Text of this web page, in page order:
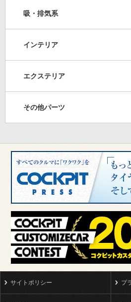
吸・排気系
インテリア
エクステリア
その他パーツ
サイトポリシー プ